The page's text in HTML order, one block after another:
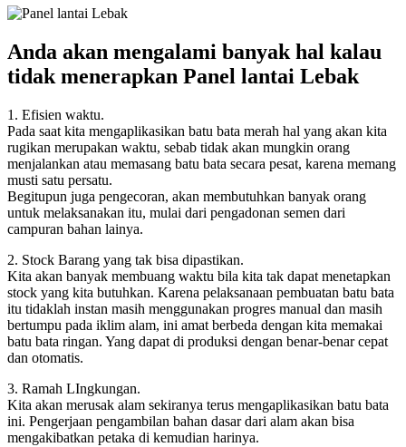
Anda akan mengalami banyak hal kalau
tidak menerapkan Panel lantai Lebak
1. Efisien waktu.
Pada saat kita mengaplikasikan batu bata merah hal yang akan kita
rugikan merupakan waktu, sebab tidak akan mungkin orang
menjalankan atau memasang batu bata secara pesat, karena memang
musti satu persatu.
Begitupun juga pengecoran, akan membutuhkan banyak orang
untuk melaksanakan itu, mulai dari pengadonan semen dari
campuran bahan lainya.
2. Stock Barang yang tak bisa dipastikan.
Kita akan banyak membuang waktu bila kita tak dapat menetapkan
stock yang kita butuhkan. Karena pelaksanaan pembuatan batu bata
itu tidaklah instan masih menggunakan progres manual dan masih
bertumpu pada iklim alam, ini amat berbeda dengan kita memakai
batu bata ringan. Yang dapat di produksi dengan benar-benar cepat
dan otomatis.
3. Ramah LIngkungan.
Kita akan merusak alam sekiranya terus mengaplikasikan batu bata
ini. Pengerjaan pengambilan bahan dasar dari alam akan bisa
mengakibatkan petaka di kemudian harinya.